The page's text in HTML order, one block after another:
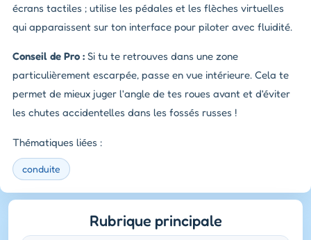
écrans tactiles ; utilise les pédales et les flèches virtuelles
qui apparaissent sur ton interface pour piloter avec fluidité.
Conseil de Pro : Si tu te retrouves dans une zone
particulièrement escarpée, passe en vue intérieure. Cela te
permet de mieux juger l'angle de tes roues avant et d'éviter
les chutes accidentelles dans les fossés russes !
Thématiques liées :
conduite
Rubrique principale